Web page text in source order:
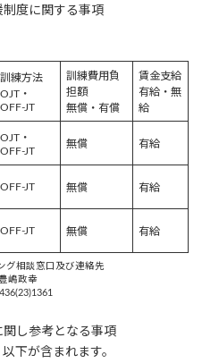
度に関する事項
訓練方法
OJT・
OFF-JT
訓練費用負
担額
無償・有償
賃金支給
有給・無
給
OJT・
OFF-JT
無償 有給
OFF-JT 無償 有給
OFF-JT 無償 有給
グ相談窓口及び連絡先
嶋政幸
し参考となる事項
下が含まれます。